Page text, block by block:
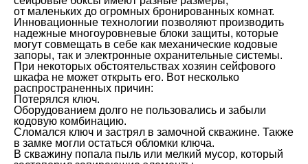
от маленьких до огромных бронированных комнат.
Инновационные технологии позволяют производить
надежные многоуровневые блоки защиты, которые
могут совмещать в себе как механические кодовые
запоры, так и электронные охранительные системы.
При некоторых обстоятельствах хозяин сейфового
шкафа не может открыть его. Вот несколько
распространенных причин:
Потерялся ключ.
Оборудованием долго не пользовались и забыли
кодовую комбинацию.
Сломался ключ и застрял в замочной скважине. Также
в замке могли остаться обломки ключа.
В скважину попала пыль или мелкий мусор, который